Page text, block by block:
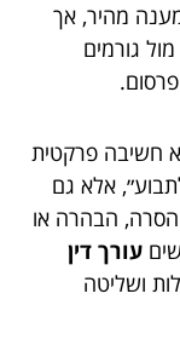
מהיר, אך
גורמים
חשיבה פרקטית
אלא גם
הסרה, הבהרה או
עורך דין
ושליטה